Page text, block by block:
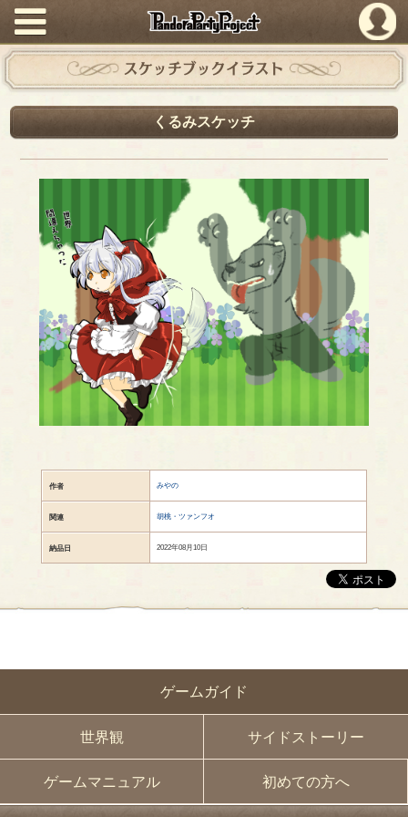
PandoraPartyProject
ゲームガイド
世界観 サイドストーリー
ゲームマニュアル 初めての方へ
スケッチブックイラスト
くるみスケッチ
作者 みやの
関連 胡桃・ツァンフオ
納品日 2022年08月10日